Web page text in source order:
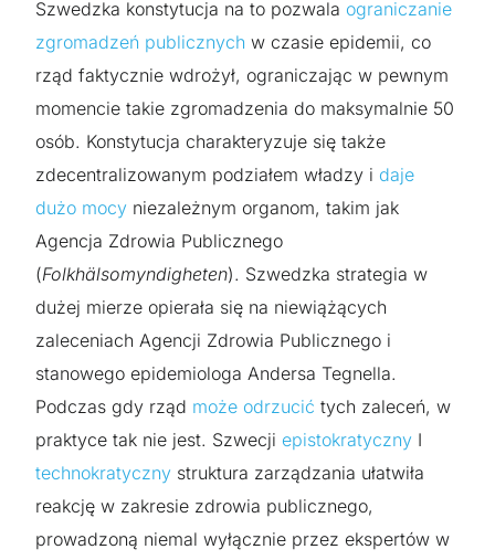
Szwedzka konstytucja na to pozwala ograniczanie
zgromadzeń publicznych w czasie epidemii, co
rząd faktycznie wdrożył, ograniczając w pewnym
momencie takie zgromadzenia do maksymalnie 50
osób. Konstytucja charakteryzuje się także
zdecentralizowanym podziałem władzy i daje
dużo mocy niezależnym organom, takim jak
Agencja Zdrowia Publicznego
(Folkhälsomyndigheten). Szwedzka strategia w
dużej mierze opierała się na niewiążących
zaleceniach Agencji Zdrowia Publicznego i
stanowego epidemiologa Andersa Tegnella.
Podczas gdy rząd może odrzucić tych zaleceń, w
praktyce tak nie jest. Szwecji epistokratyczny I
technokratyczny struktura zarządzania ułatwiła
reakcję w zakresie zdrowia publicznego,
prowadzoną niemal wyłącznie przez ekspertów w